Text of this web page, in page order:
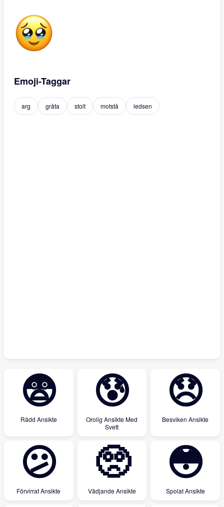
Emoji-Taggar
arg gråta stolt motstå ledsen
😨
Rädd Ansikte
😰
Orolig Ansikte Med
Svett
😞
Besviken Ansikte
😕
Förvirrat Ansikte
🥺
Vädjande Ansikte
😳
Spolat Ansikte